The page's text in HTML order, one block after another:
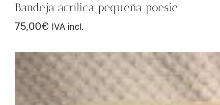
Bandeja acrílica pequeña poesie
75,00€ IVA incl.